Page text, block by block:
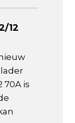
12
70A is